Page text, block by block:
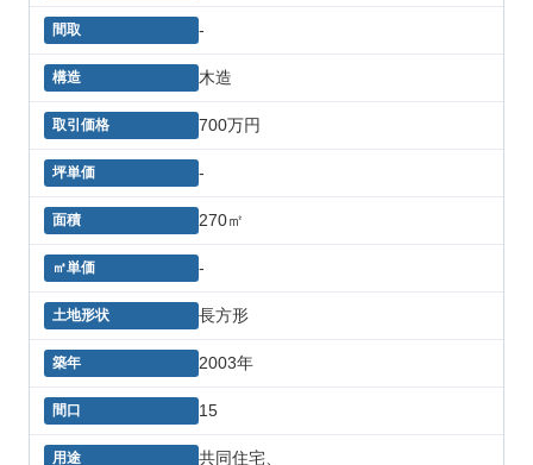
-
木造
700万円
-
270㎡
-
長方形
2003年
15
共同住宅、